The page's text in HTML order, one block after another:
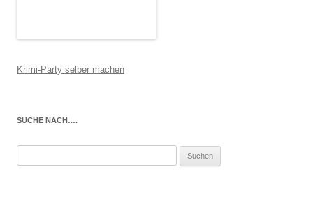
Krimi-Party selber machen
SUCHE NACH….